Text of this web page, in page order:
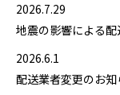
2026.7.29
地震の影響による
2026.6.1
配送業者変更のお知